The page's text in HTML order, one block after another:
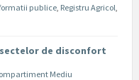
publice, Registru Agricol,
de disconfort
Mediu